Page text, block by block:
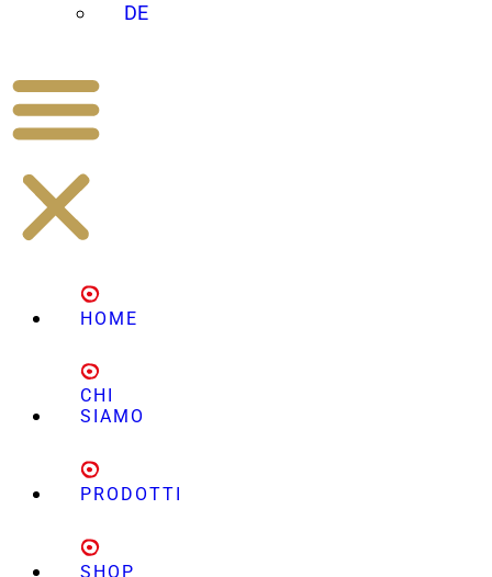
DE
HOME
CHI
SIAMO
PRODOTTI
SHOP